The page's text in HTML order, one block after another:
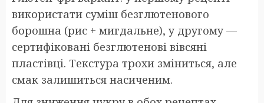
використати суміш безглютенового
борошна (рис + мигдальне), у другому —
сертифіковані безглютенові вівсяні
пластівці. Текстура трохи зміниться, але
смак залишиться насиченим.